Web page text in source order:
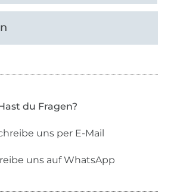
du Fragen?
uns per E-Mail
uns auf WhatsApp